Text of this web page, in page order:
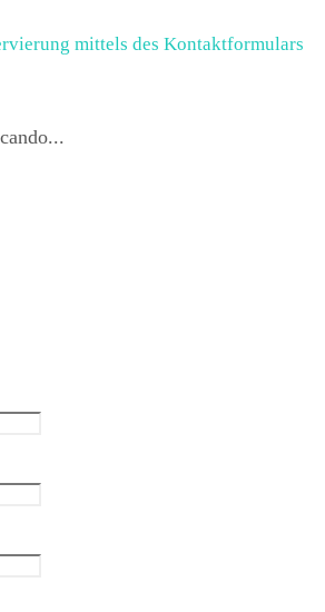
mittels des Kontaktformulars